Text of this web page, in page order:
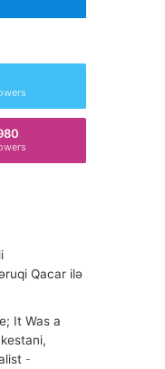
Qacar ilə
It Was a